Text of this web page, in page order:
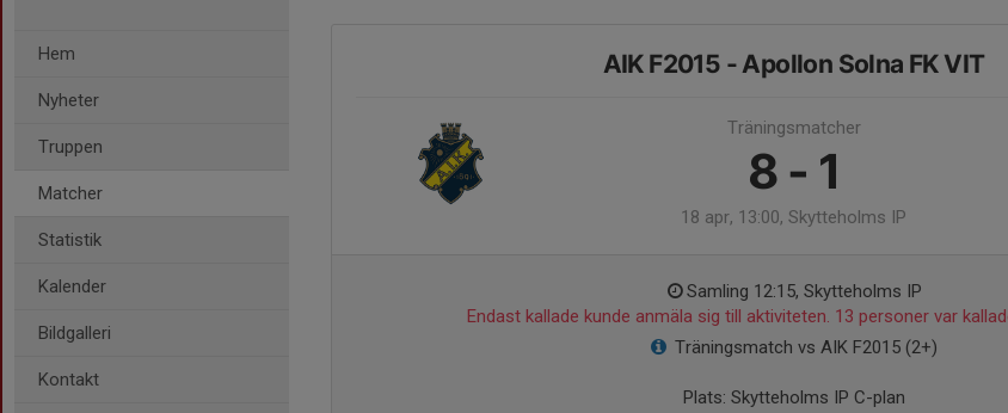
Hem
Nyheter
Truppen
Matcher
Statistik
Kalender
Bildgalleri
Kontakt
AIK F2015 - Apollon Solna FK VIT
Träningsmatcher
8 - 1
18 apr, 13:00, Skytteholms IP
Samling 12:15, Skytteholms IP
Endast kallade kunde anmäla sig till aktiviteten. 13 personer var
Träningsmatch vs AIK F2015 (2+)
Plats: Skytteholms IP C-plan